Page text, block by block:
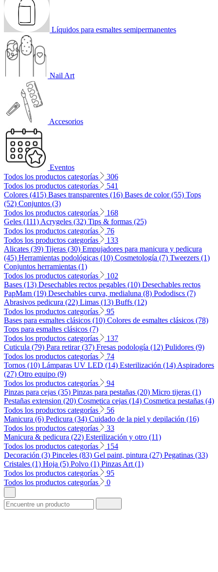
Líquidos para esmaltes semipermanentes
Nail Art
Accesorios
Eventos
Todos los productos categorías
306
Todos los productos categorías
541
Colores (415) Bases transparentes (16) Bases de color (55) Tops
(52) Conjuntos (3)
Todos los productos categorías
168
Geles (111) Acrygeles (32) Tips & formas (25)
Todos los productos categorías
76
Todos los productos categorías
133
Alicates (39) Tijeras (30) Empujadores para manicura y pedicura
(45) Herramientas podológicas (10) Cosmetología (7) Tweezers (1)
Conjuntos herramientas (1)
Todos los productos categorías
102
Bases (13) Desechables rectos pegables (10) Desechables rectos
PapMam (19) Desechables curva, medialuna (8) Pododiscs (7)
Abrasivos pedicura (22) Limas (13) Buffs (12)
Todos los productos categorías
95
Bases para esmaltes clásicos (10) Colores de esmaltes clásicos (78)
Tops para esmaltes clásicos (7)
Todos los productos categorías
137
Cuticula (79) Para retirar (37) Fresas podología (12) Pulidores (9)
Todos los productos categorías
74
Tornos (10) Lámparas UV LED (14) Esterilización (14) Aspiradores
(27) Otro equipo (9)
Todos los productos categorías
94
Pinzas para cejas (35) Pinzas para pestañas (20) Micro tijeras (1)
Pestañas extension (20) Cosmetica cejas (14) Cosmetica pestañas (4)
Todos los productos categorías
56
Manicura (6) Pedicura (34) Cuidado de la piel y depilación (16)
Todos los productos categorías
33
Manicura & pedicura (22) Esterilización y otro (11)
Todos los productos categorías
154
Decoración (3) Pinceles (83) Gel paint, pintura (27) Pegatinas (33)
Cristales (1) Hoja (5) Polvo (1) Pinzas Art (1)
Todos los productos categorías
95
Todos los productos categorías
0